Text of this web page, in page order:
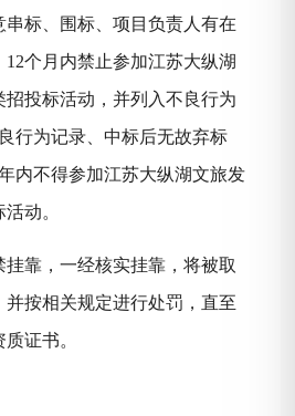
标、围标、项目负责人有在
个月内禁止参加江苏大纵湖
投标活动，并列入不良行为
行为记录、中标后无故弃标
内不得参加江苏大纵湖文旅发
动。
挂靠，一经核实挂靠，将被取
按相关规定进行处罚，直至
证书。